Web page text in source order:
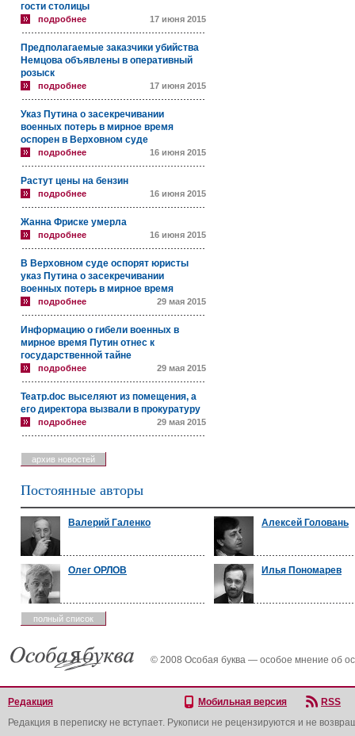
гости столицы
подробнее 17 июня 2015
Предполагаемые заказчики убийства
Немцова объявлены в оперативный
розыск
подробнее 17 июня 2015
Указ Путина о засекречивании
военных потерь в мирное время
оспорен в Верховном суде
подробнее 16 июня 2015
Растут цены на бензин
подробнее 16 июня 2015
Жанна Фриске умерла
подробнее 16 июня 2015
В Верховном суде оспорят юристы
указ Путина о засекречивании
военных потерь в мирное время
подробнее 29 мая 2015
Информацию о гибели военных в
мирное время Путин отнес к
государственной тайне
подробнее 29 мая 2015
Театр.doc выселяют из помещения, а
его директора вызвали в прокуратуру
подробнее 29 мая 2015
архив новостей
Постоянные авторы
Валерий Галенко Алексей Головань
Олег ОРЛОВ Илья Пономарев
полный список
© 2008 Особая буква — особое мнение об
Редакция Мобильная версия
RSS
Редакция в переписку не вступает. Рукописи не рецензируются и не